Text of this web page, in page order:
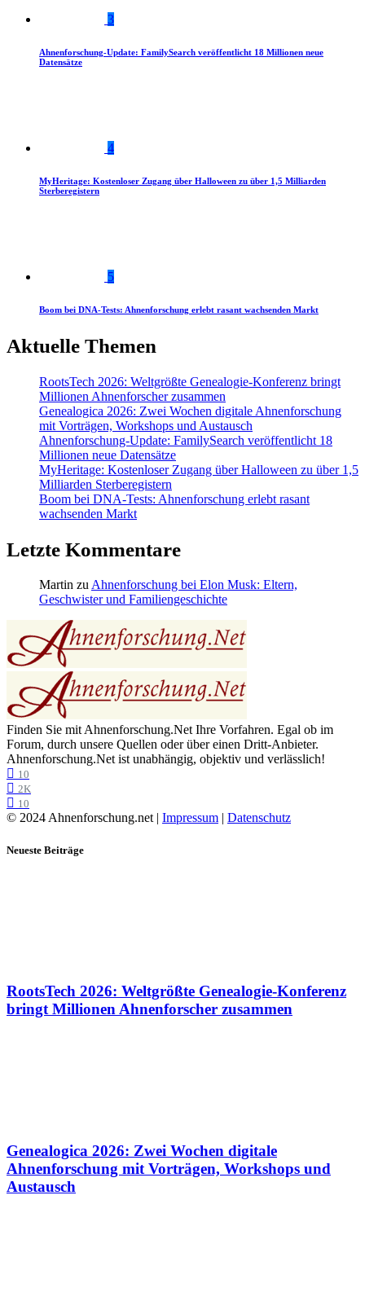
3
Ahnenforschung-Update: FamilySearch veröffentlicht 18 Millionen neue
Datensätze
4
MyHeritage: Kostenloser Zugang über Halloween zu über 1,5 Milliarden
Sterberegistern
5
Boom bei DNA-Tests: Ahnenforschung erlebt rasant wachsenden Markt
Aktuelle Themen
RootsTech 2026: Weltgrößte Genealogie-Konferenz bringt
Millionen Ahnenforscher zusammen
Genealogica 2026: Zwei Wochen digitale Ahnenforschung
mit Vorträgen, Workshops und Austausch
Ahnenforschung-Update: FamilySearch veröffentlicht 18
Millionen neue Datensätze
MyHeritage: Kostenloser Zugang über Halloween zu über 1,5
Milliarden Sterberegistern
Boom bei DNA-Tests: Ahnenforschung erlebt rasant
wachsenden Markt
Letzte Kommentare
Martin zu Ahnenforschung bei Elon Musk: Eltern,
Geschwister und Familiengeschichte
Finden Sie mit Ahnenforschung.Net Ihre Vorfahren. Egal ob im
Forum, durch unsere Quellen oder über einen Dritt-Anbieter.
Ahnenforschung.Net ist unabhängig, objektiv und verlässlich!
10
2K
10
© 2024 Ahnenforschung.net | Impressum | Datenschutz
Neueste Beiträge
RootsTech 2026: Weltgrößte Genealogie-Konferenz
bringt Millionen Ahnenforscher zusammen
Genealogica 2026: Zwei Wochen digitale
Ahnenforschung mit Vorträgen, Workshops und
Austausch